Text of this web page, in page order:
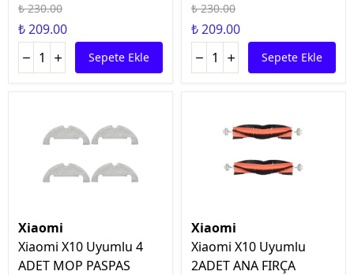
₺ 230.00
₺ 209.00
Sepete Ekle
₺ 230.00
₺ 209.00
Sepete Ekle
Xiaomi
Xiaomi X10 Uyumlu 4
ADET MOP PASPAS
Xiaomi
Xiaomi X10 Uyumlu
2ADET ANA FIRÇA